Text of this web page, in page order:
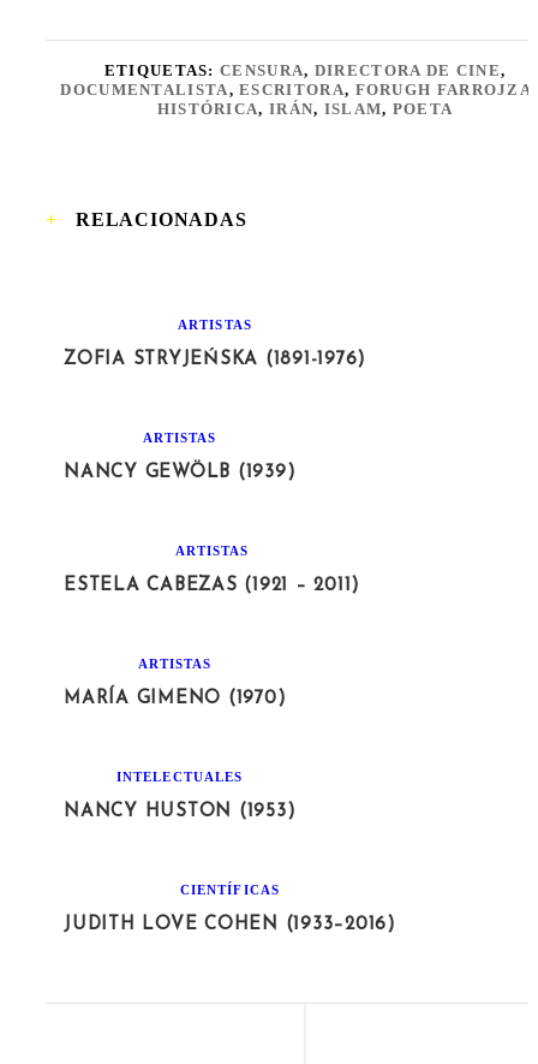
ETIQUETAS:CENSURA, DIRECTORA DE CINE,
DOCUMENTALISTA,ESCRITORA, FORUGH
HISTÓRICA, IRÁN, ISLAM, POETA
RELACIONADAS
ARTISTAS
ZOFIA STRYJEŃSKA (1891-1976)
ARTISTAS
NANCY GEWÖLB (1939)
ARTISTAS
ESTELA CABEZAS (1921 – 2011)
ARTISTAS
MARÍA GIMENO (1970)
INTELECTUALES
NANCY HUSTON (1953)
CIENTÍFICAS
JUDITH LOVE COHEN (1933–2016)